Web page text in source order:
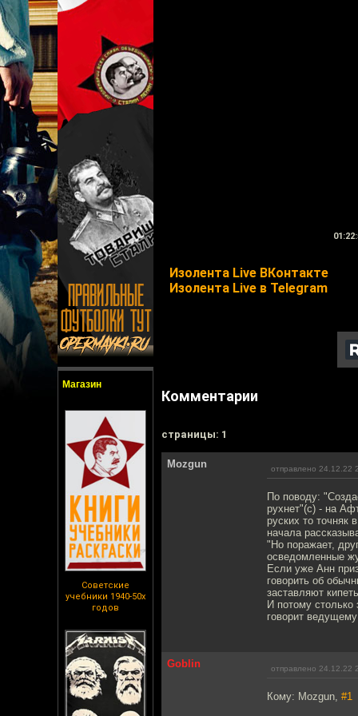
Магазин
Советские
учебники 1940-50х
годов
Изолента Live ВКонтакте
Изолента Live в Telegram
Комментарии
cтраницы: 1
Mozgun отправлено 24.12.22
По поводу:
рухнет"(с) - на
руских то точняк
начала
"Но поражает,
осведомленные
Если уже Анн
говорить об
заставляют
И потому столько
говорит
Goblin отправлено 24.12.22
Кому: Mozgun, #1